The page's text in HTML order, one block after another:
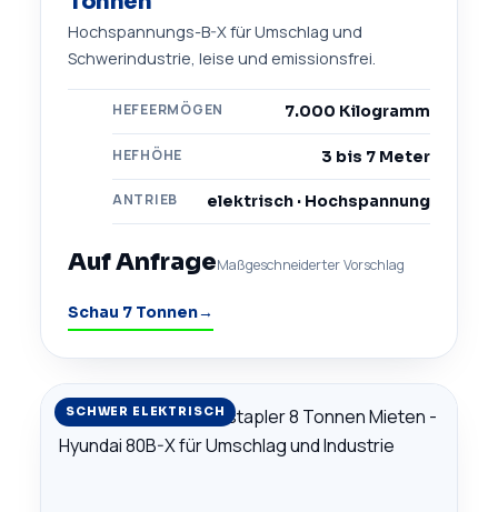
Hochspannungs-B-X für Umschlag und
Schwerindustrie, leise und emissionsfrei.
HEFEERMÖGEN 7.000 Kilogramm
HEFHÖHE 3 bis 7 Meter
ANTRIEB elektrisch · Hochspannung
Auf AnfrageMaßgeschneiderter Vorschlag
Schau 7 Tonnen→
SCHWER ELEKTRISCH